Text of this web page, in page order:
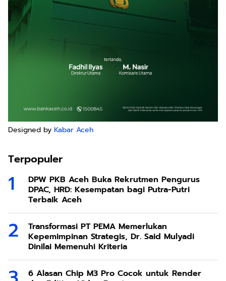
Designed by Kabar Aceh
Terpopuler
DPW PKB Aceh Buka Rekrutmen Pengurus
DPAC, HRD: Kesempatan bagi Putra-Putri
Terbaik Aceh
Transformasi PT PEMA Memerlukan
Kepemimpinan Strategis, Dr. Said Mulyadi
Dinilai Memenuhi Kriteria
6 Alasan Chip M3 Pro Cocok untuk Render